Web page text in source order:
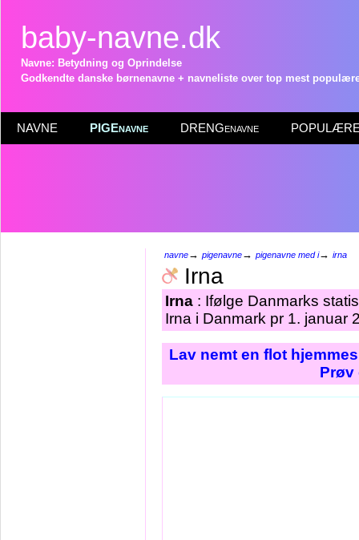
baby-navne.dk
Navne: Betydning og Oprindelse
Godkendte danske børnenavne + navneliste over top mest
NAVNE PIGEnavne DRENGenavne POPULÆRE
navne→ pigenavne→ pigenavne med i→ irna
Irna
Irna : Ifølge Danmarks
Irna i Danmark pr 1. januar
Lav nemt en flot
Prøv